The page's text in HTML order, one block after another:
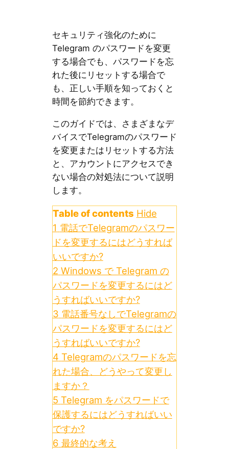
セキュリティ強化のために
Telegram のパスワードを変更
する場合でも、パスワードを忘
れた後にリセットする場合で
も、正しい手順を知っておくと
時間を節約できます。
このガイドでは、さまざまなデ
バイスでTelegramのパスワード
を変更またはリセットする方法
と、アカウントにアクセスでき
ない場合の対処法について説明
します。
Table of contents Hide
1 電話でTelegramのパスワー
ドを変更するにはどうすれば
いいですか?
2 Windows で Telegram の
パスワードを変更するにはど
うすればいいですか?
3 電話番号なしでTelegramの
パスワードを変更するにはど
うすればいいですか?
4 Telegramのパスワードを忘
れた場合、どうやって変更し
ますか？
5 Telegram をパスワードで
保護するにはどうすればいい
ですか?
6 最終的な考え